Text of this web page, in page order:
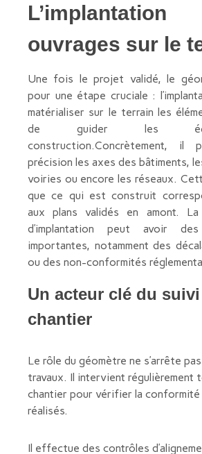
ouvrages sur le
Une fois le projet validé, le
pour une étape cruciale :
matérialiser sur le terrain les
de guider les
construction.Concrètement, il
précision les axes des bâtiments,
voiries ou encore les réseaux.
que ce qui est construit
aux plans validés en amont. La
d’implantation peut avoir des
importantes, notamment des
ou des non-conformités
Un acteur clé du
chantier
Le rôle du géomètre ne s’arrête
travaux. Il intervient régulièrement
chantier pour vérifier la conformité
réalisés.
Il effectue des contrôles